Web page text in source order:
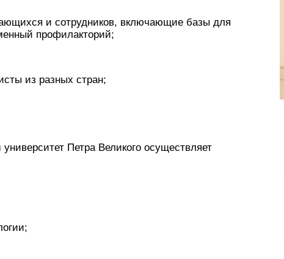
и сотрудников, включающие базы для
профилакторий;
из разных стран;
Петра Великого осуществляет